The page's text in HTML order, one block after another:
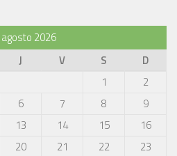
agosto 2026
J V S
D
1
2
6 7 8
9
13 14 15
16
20 21 22
23